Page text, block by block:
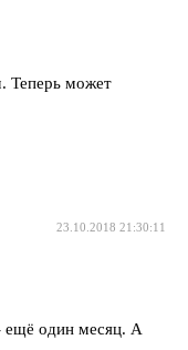
Теперь может
23.10.2018 21:30:11
ещё один месяц. А